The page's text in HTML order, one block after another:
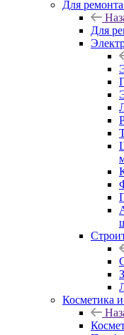
Для ремонта
Для
Косметика